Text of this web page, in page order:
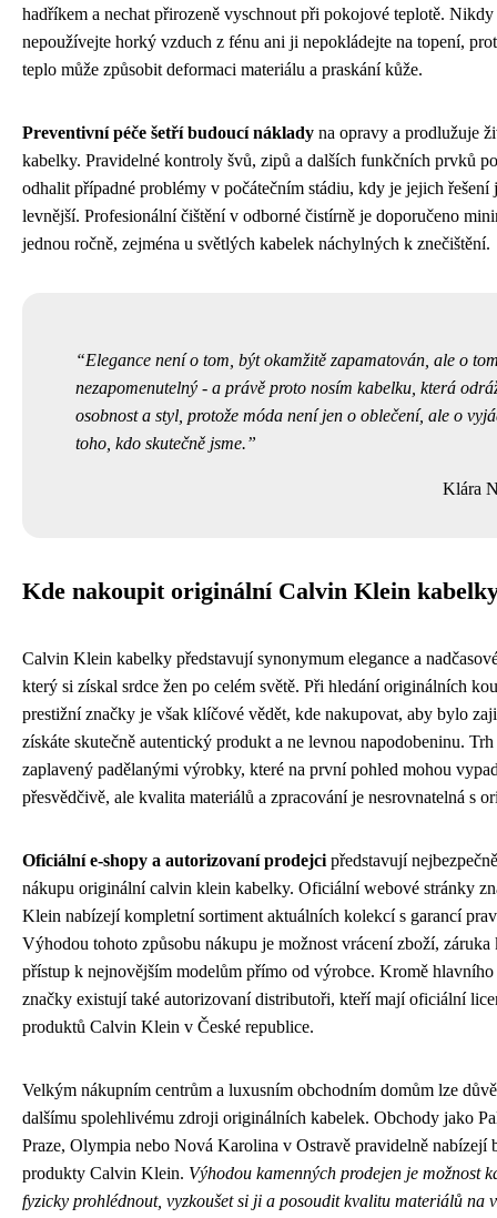
hadříkem a nechat přirozeně vyschnout při pokojové teplotě. Nikdy
nepoužívejte horký vzduch z fénu ani ji nepokládejte na topení,
teplo může způsobit deformaci materiálu a praskání kůže.
Preventivní péče šetří budoucí náklady na opravy a prodlužuje
kabelky. Pravidelné kontroly švů, zipů a dalších funkčních prvků
odhalit případné problémy v počátečním stádiu, kdy je jejich řešení
levnější. Profesionální čištění v odborné čistírně je doporučeno
jednou ročně, zejména u světlých kabelek náchylných k znečištění.
Elegance není o tom, být okamžitě zapamatován, ale o
nezapomenutelný - a právě proto nosím kabelku, která
osobnost a styl, protože móda není jen o oblečení, ale o
toho, kdo skutečně jsme.
Klára
Kde nakoupit originální Calvin Klein
Calvin Klein kabelky představují synonymum elegance a
který si získal srdce žen po celém světě. Při hledání originálních
prestižní značky je však klíčové vědět, kde nakupovat, aby bylo
získáte skutečně autentický produkt a ne levnou napodobeninu.
zaplavený padělanými výrobky, které na první pohled mohou
přesvědčivě, ale kvalita materiálů a zpracování je nesrovnatelná s
Oficiální e-shopy a autorizovaní prodejcipředstavují
nákupu originální calvin klein kabelky. Oficiální webové stránky
Klein nabízejí kompletní sortiment aktuálních kolekcí s garancí
Výhodou tohoto způsobu nákupu je možnost vrácení zboží, záruka
přístup k nejnovějším modelům přímo od výrobce. Kromě hlavního
značky existují také autorizovaní distributoři, kteří mají oficiální
produktů Calvin Klein v České republice.
Velkým nákupním centrům a luxusním obchodním domům lze
dalšímu spolehlivému zdroji originálních kabelek. Obchody jako
Praze, Olympia nebo Nová Karolina v Ostravě pravidelně nabízejí
produkty Calvin Klein. Výhodou kamenných prodejen je možnost
fyzicky prohlédnout, vyzkoušet si ji a posoudit kvalitu materiálů na